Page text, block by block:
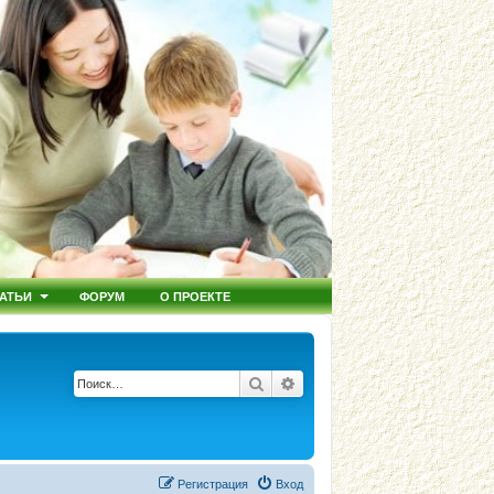
ФОРУМ О ПРОЕКТЕ
Поиск Расширенный поиск
Вход
Регистрация